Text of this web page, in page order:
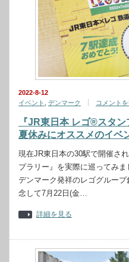
2022-8-12
イベント
デンマーク コメントを
『JR東日本 レゴ®スタ
夏休みにオススメのイベ
現在JR東日本の30駅で開催さ
プラリー』を実際に巡ってみま
デンマーク発祥のレゴグルー
念して7月22日(金…
詳細を見る